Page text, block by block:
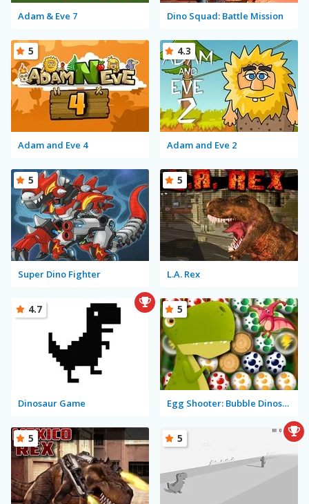
Adam & Eve 7 Dino Squad: Battle Mission
Adam and Eve 4
5
Adam and Eve 2
4.3
Super Dino Fighter
5
L.A. Rex
5
Dinosaur Game
4.7
Egg Shooter: Bubble Dinosaur
5
5 5